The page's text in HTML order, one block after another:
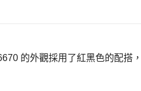
的外觀採用了紅黑色的配搭